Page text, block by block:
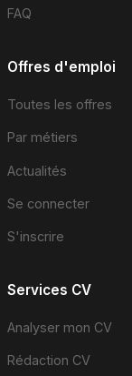
FAQ
Offres d'emploi
Toutes les offres
Par métiers
Actualités
Se connecter
S'inscrire
Services CV
Analyser mon CV
Rédaction CV